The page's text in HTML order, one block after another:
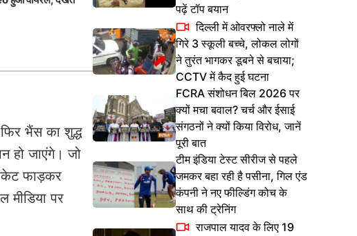
साइकिल कि Video हो गया वायरल, लोगों
भैंस का शुद्ध
हो जाएंगे। जो
फाड़कर
मीडिया पर
पढ़ें टॉप बयान
दिल्ली में ओवरफ्लो नाले में
गिरे 3 स्कूली बच्चे, लोकल लोगों
ने तुरंत भागकर डूबने से बचाया;
CCTV में कैद हुई घटना
FCRA संशोधन बिल 2026 पर
क्यों मचा बवाल? चर्च और ईसाई
संगठनों ने क्यों किया विरोध, जानें
पूरी बात
टीम इंडिया टेस्ट सीरीज से पहले
जमकर बहा रही है पसीना, गिल एंड
कंपनी ने नए फील्डिंग कोच के
साथ की ट्रेनिंग
राजपाल यादव के लिए 19